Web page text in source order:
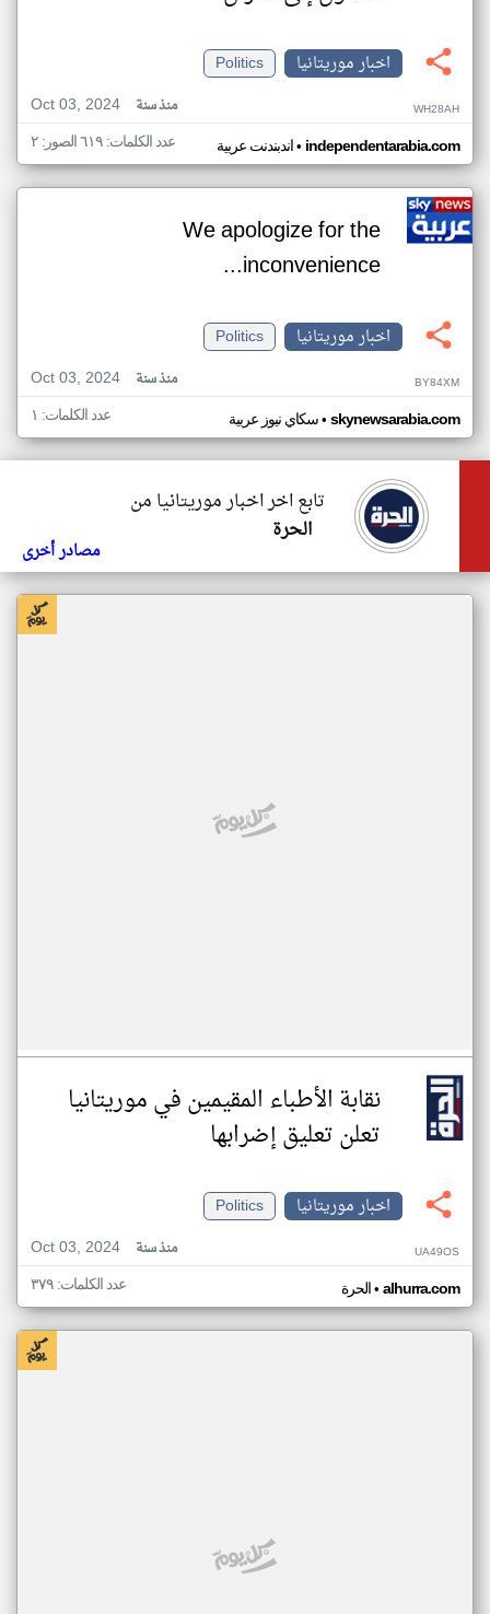
اخبار موريتانيا
Politics
Oct 03, 2024
منذ سنة WH28AH
اندبندنت عربية• independentarabia.com عدد الكلمات: ٦١٩ الصور: ٢
We apologize for the
inconvenience...
اخبار موريتانيا
Politics
Oct 03, 2024
منذ سنة BY84XM
سكاي نيوز عربية• skynewsarabia.com عدد الكلمات: ١
تابع اخر اخبار موريتانيا من
الحرة
مصادر أخرى
نقابة الأطباء المقيمين في موريتانيا
تعلن تعليق إضرابها
اخبار موريتانيا
Politics
Oct 03, 2024
منذ سنة UA49OS
الحرة• alhurra.com عدد الكلمات: ٣٧٩